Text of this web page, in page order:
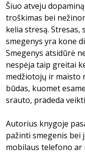
Šiuo atveju
troškimas bei
kelia stresą.
smegenys yra kone
Smegenys atsidūrė
nespėja taip greitai
medžiotojų ir maisto
būdas, kuomet
srauto, pradeda
Autorius knygoje
pažinti smegenis bei
mobilaus telefono ar